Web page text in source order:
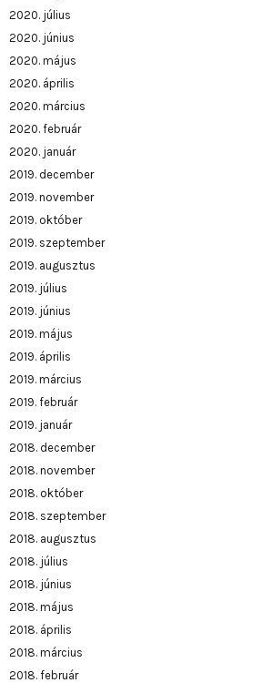
2020. július
2020. június
2020. május
2020. április
2020. március
2020. február
2020. január
2019. december
2019. november
2019. október
2019. szeptember
2019. augusztus
2019. július
2019. június
2019. május
2019. április
2019. március
2019. február
2019. január
2018. december
2018. november
2018. október
2018. szeptember
2018. augusztus
2018. július
2018. június
2018. május
2018. április
2018. március
2018. február